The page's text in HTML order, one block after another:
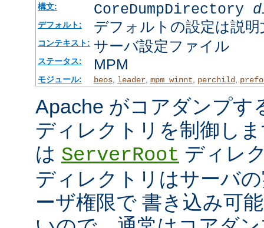
構文: CoreDumpDirectory
デフォルト: デフォルトの設定は説
コンテキスト: サーバ設定ファイル
ステータス: MPM
モジュール: beos, leader, mpm_winnt perchild,
Apache がコアダンプす
ディレクトリを制御し
は ServerRoot ディレ
ディレクトリはサーバ
ーザ権限で 書き込み可